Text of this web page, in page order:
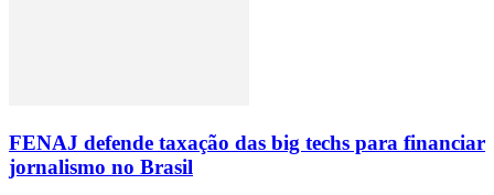
FENAJ defende taxação das big techs para financiar
jornalismo no Brasil